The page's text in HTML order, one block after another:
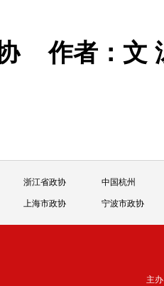
协作者：
浙江省政协 中国杭州
上海市政协 宁波市政协
主